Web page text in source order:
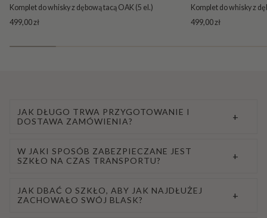
Komplet do whisky z dębową tacą OAK (5 el.)
499,00 zł
Komplet do whisky z
499,00 zł
JAK DŁUGO TRWA PRZYGOTOWANIE I
DOSTAWA ZAMÓWIENIA?
+
W JAKI SPOSÓB ZABEZPIECZANE JEST
SZKŁO NA CZAS TRANSPORTU?
+
JAK DBAĆ O SZKŁO, ABY JAK NAJDŁUŻEJ
ZACHOWAŁO SWÓJ BLASK?
+